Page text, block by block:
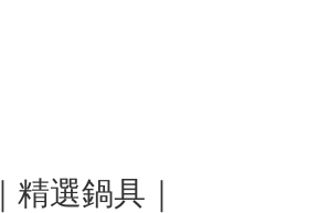
｜精選鍋具｜